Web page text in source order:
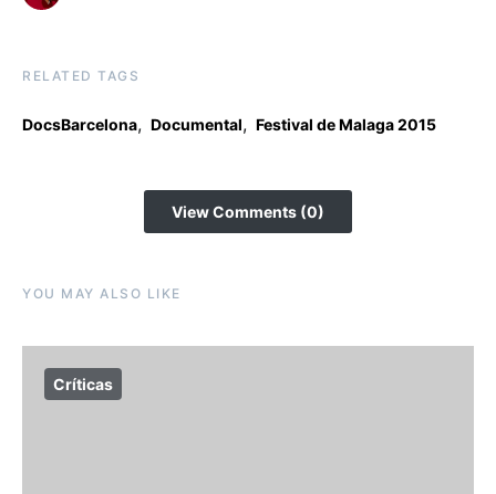
RELATED TAGS
DocsBarcelona, Documental, Festival de Malaga 2015
View Comments (0)
YOU MAY ALSO LIKE
Críticas